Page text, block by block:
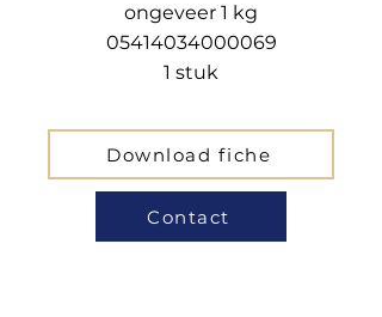
ongeveer 1 kg
05414034000069
1 stuk
Download fiche
Contact